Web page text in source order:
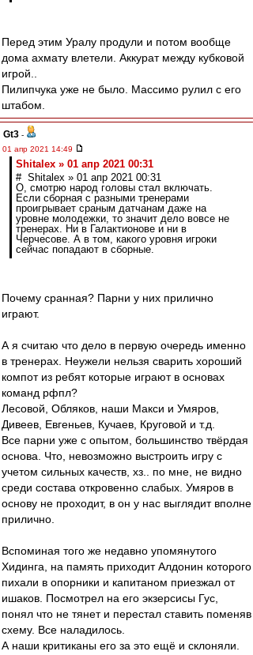
Перед этим Уралу продули и потом вообще
дома ахмату влетели. Аккурат между кубковой
игрой..
Пилипчука уже не было. Массимо рулил с его
штабом.
Gt3 -
01 апр 2021 14:49
Shitalex » 01 апр 2021 00:31
# Shitalex » 01 апр 2021 00:31
О, смотрю народ головы стал включать.
Если сборная с разными тренерами
проигрывает сраным датчанам даже на
уровне молодежки, то значит дело вовсе не
тренерах. Ни в Галактионове и ни в
Черчесове. А в том, какого уровня игроки
сейчас попадают в сборные.
Почему сранная? Парни у них прилично
играют.
А я считаю что дело в первую очередь именно
в тренерах. Неужели нельзя сварить хороший
компот из ребят которые играют в основах
команд рфпл?
Лесовой, Обляков, наши Макси и Умяров,
Дивеев, Евгеньев, Кучаев, Круговой и т.д.
Все парни уже с опытом, большинство твёрдая
основа. Что, невозможно выстроить игру с
учетом сильных качеств, хз.. по мне, не видно
среди состава откровенно слабых. Умяров в
основу не проходит, в он у нас выглядит вполне
прилично.
Вспоминая того же недавно упомянутого
Хидинга, на память приходит Алдонин которого
пихали в опорники и капитаном приезжал от
ишаков. Посмотрел на его экзерсисы Гус,
понял что не тянет и перестал ставить поменяв
схему. Все наладилось.
А наши критиканы его за это ещё и склоняли.